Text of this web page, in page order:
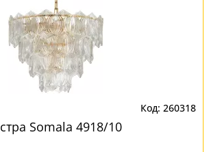
260318
Somala 4918/10